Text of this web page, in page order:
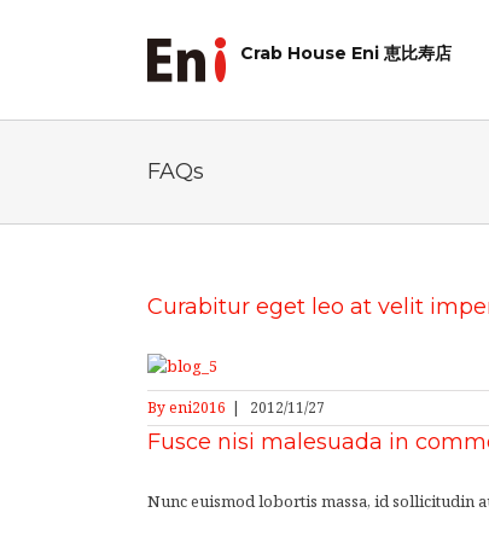
Crab House Eni 恵比寿店
FAQs
Curabitur eget leo at velit
Byeni2016 | 2012/11/27
Fusce nisi malesuada in
Nunc euismod lobortis massa, id sollicitudin